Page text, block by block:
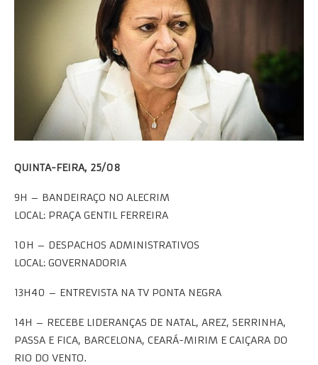
QUINTA-FEIRA, 25/08
9H – BANDEIRAÇO NO ALECRIM
LOCAL: PRAÇA GENTIL FERREIRA
10H – DESPACHOS ADMINISTRATIVOS
LOCAL: GOVERNADORIA
13H40 – ENTREVISTA NA TV PONTA NEGRA
14H – RECEBE LIDERANÇAS DE NATAL, AREZ, SERRINHA,
PASSA E FICA, BARCELONA, CEARÁ-MIRIM E CAIÇARA DO
RIO DO VENTO.